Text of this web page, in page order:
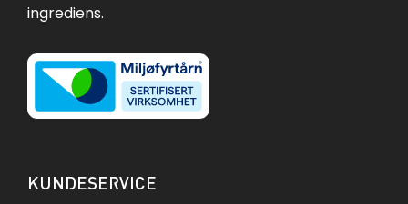
ingrediens.
KUNDESERVICE